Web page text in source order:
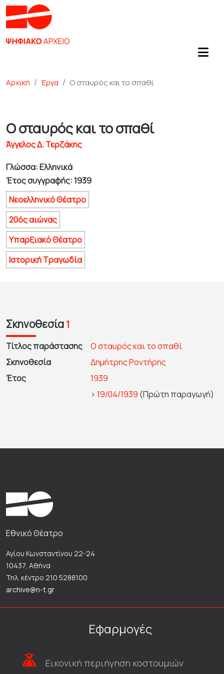
Αρχική Έργα Ο σταυρός και το σπαθί
Ο σταυρός και το σπαθί
Άγγελος Δ. Τερζάκης
Γλώσσα: Ελληνικά
Έτος συγγραφής: 1939
Νεοελληνικό Θέατρο
20ός αιώνας
Υπαρξιακό Θέατρο
Ιστορική Τραγωδία
Σκηνοθεσία1
Τίτλος παράστασης
Ο σταυρός και το σπαθί
Σκηνοθεσία
Δημήτρης Ροντήρης
Έτος
1939
> 19/04/1939 (Πρώτη παραγωγή)
Εθνικό Θέατρο
Αγίου Κωνσταντίνου 22-24
10437, Αθήνα
Τηλ. κέντρο 210 5288100
archive@n-t.gr
Εφαρμογές
Εικονική περιήγηση κοστουμιών